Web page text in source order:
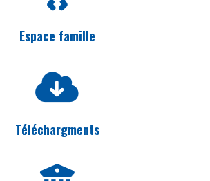
Espace famille
Téléchargments